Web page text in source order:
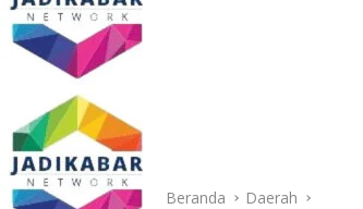
Beranda Daerah